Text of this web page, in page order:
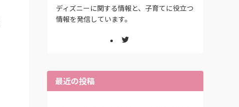
ディズニーに関する情報と、子育てに役立つ
情報を発信しています。
最近の投稿